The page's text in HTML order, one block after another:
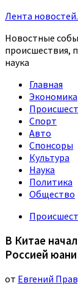
Лента
Новостные
происшествия,
наука
Главная
Экономика
Спорт
Авто
Спонсоры
Культура
Наука
Политика
Общество
В Китае
Россией юани
от Евгений